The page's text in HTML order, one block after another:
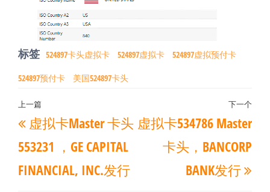
标签 524897卡头虚拟卡 524897虚拟卡 524897虚拟预付卡
524897预付卡 美国524897卡头
文
章
导
航
上
一
篇
文
上一篇
虚拟卡Master 卡头
553231 ，GE CAPITAL
FINANCIAL, INC.发行
下
下一个
虚拟卡534786 Master
卡头，BANCORP
BANK发行